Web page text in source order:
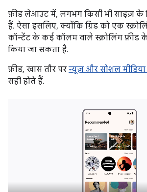
फ़ीड लेआउट में, लगभग किसी भी साइज़ के
हैं. ऐसा इसलिए, क्योंकि ग्रिड को एक
कॉन्टेंट के कई कॉलम वाले स्क्रोलिंग फ़ीड
किया जा सकता है.
फ़ीड, खास तौर पर न्यूज़ और सोशल
सही होते हैं.